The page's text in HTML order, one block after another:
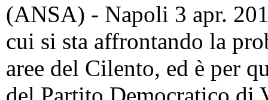
(ANSA) - Napoli 3 apr.
cui si sta affrontando la
aree del Cilento, ed è per
del Partito Democratico di